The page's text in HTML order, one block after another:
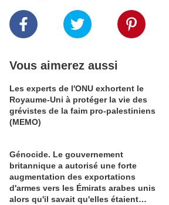
Vous aimerez aussi
Les experts de l'ONU exhortent le
Royaume-Uni à protéger la vie des
grévistes de la faim pro-palestiniens
(MEMO)
Génocide. Le gouvernement
britannique a autorisé une forte
augmentation des exportations
d'armes vers les Émirats arabes unis
alors qu'il savait qu'elles étaient